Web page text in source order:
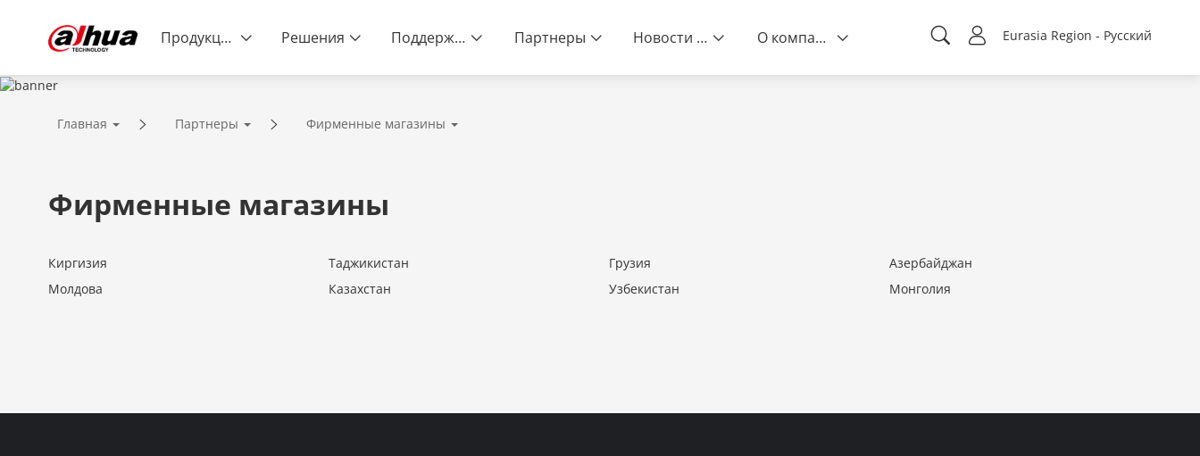
Eurasia Region - Русский
Продукция Решения Поддержка Партнеры Новости и события О компании
ПАРТНЕРЫ
Главная Партнеры Фирменные магазины
Фирменные магазины
Киргизия Таджикистан Грузия
Азербайджан
Молдова
Казахстан Узбекистан Монголия